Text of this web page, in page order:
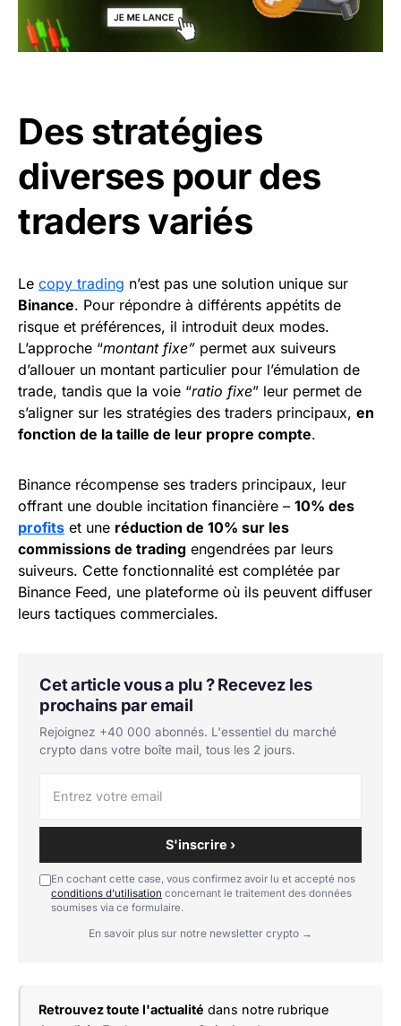
Des stratégies
diverses pour des
traders variés
Le copy trading n’est pas une solution unique sur
Binance. Pour répondre à différents appétits de
risque et préférences, il introduit deux modes.
L’approche “montant fixe” permet aux suiveurs
d’allouer un montant particulier pour l’émulation de
trade, tandis que la voie “ratio fixe” leur permet de
s’aligner sur les stratégies des traders principaux, en
fonction de la taille de leur propre compte.
Binance récompense ses traders principaux, leur
offrant une double incitation financière – 10% des
profits et une réduction de 10% sur les
commissions de trading engendrées par leurs
suiveurs. Cette fonctionnalité est complétée par
Binance Feed, une plateforme où ils peuvent diffuser
leurs tactiques commerciales.
Cet article vous a plu ? Recevez les
prochains par email
Rejoignez +40 000 abonnés. L'essentiel du marché
crypto dans votre boîte mail, tous les 2 jours.
S'inscrire ›
En cochant cette case, vous confirmez avoir lu et accepté nos
conditions d'utilisation concernant le traitement des données
soumises via ce formulaire.
En savoir plus sur notre newsletter crypto →
Retrouvez toute l'actualité dans notre rubrique